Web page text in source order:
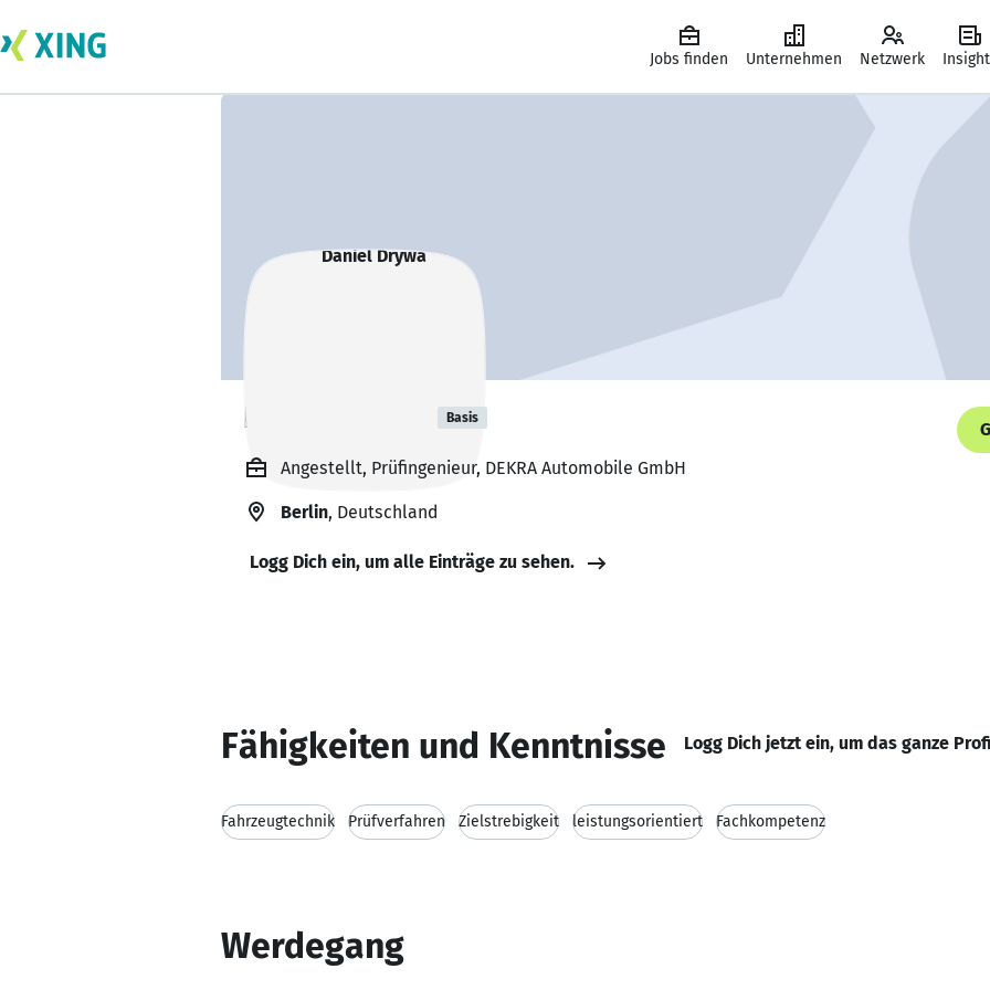
Jobs finden Unternehmen Netzwerk
Daniel Drywa Basis
Angestellt, Prüfingenieur, DEKRA Automobile GmbH
Berlin, Deutschland
Logg Dich ein, um alle Einträge zu sehen.
Fähigkeiten und Kenntnisse Logg Dich jetzt ein, um das ganze
Fahrzeugtechnik Prüfverfahren Zielstrebigkeit leistungsorientiert Fachkompetenz
Werdegang